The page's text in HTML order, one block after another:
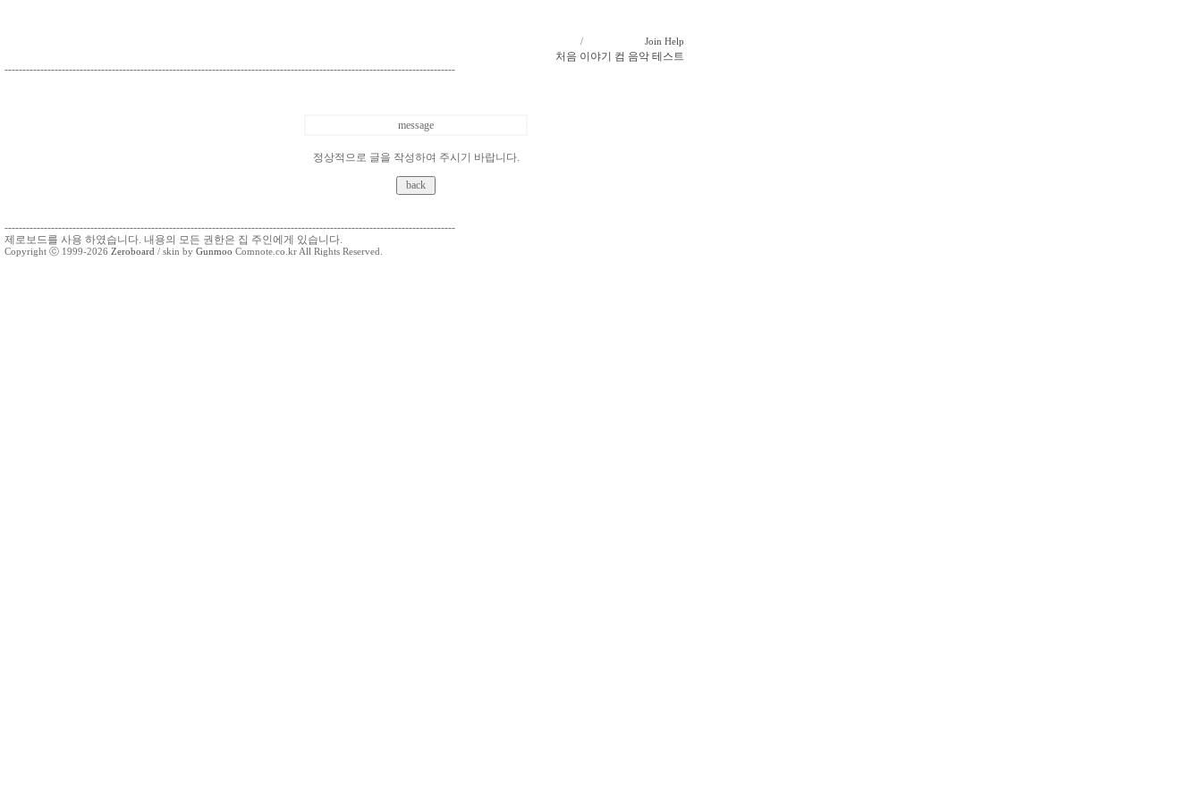
/ Join Help
처음 이야기 컴 음악 테스트
------------------------------------------------------------------------------------------------------------------------------
message
정상적으로 글을 작성하여 주시기 바랍니다.
------------------------------------------------------------------------------------------------------------------------------
제로보드를 사용 하였습니다. 내용의 모든 권한은 집 주인에게 있습니다.
Copyright ⓒ 1999-2026 Zeroboard / skin by Gunmoo Comnote.co.kr All Rights Reserved.